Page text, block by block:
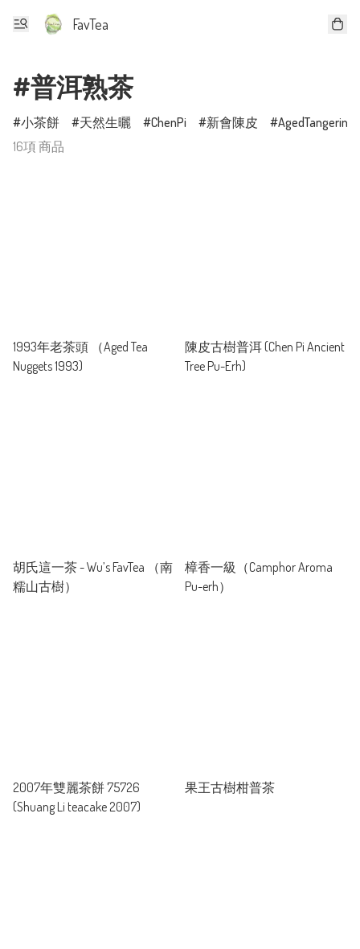
FavTea
#普洱熟茶
小茶餅 天然生曬 ChenPi 新會陳皮
16項 商品
1993年老茶頭 （Aged Tea
Nuggets 1993)
陳皮古樹普洱 (Chen Pi Ancient
Tree Pu-Erh)
胡氏這一茶 - Wu’s FavTea （南
糯山古樹）
樟香一級（Camphor Aroma
Pu-erh）
2007年雙麗茶餅 75726
(Shuang Li teacake 2007)
果王古樹柑普茶